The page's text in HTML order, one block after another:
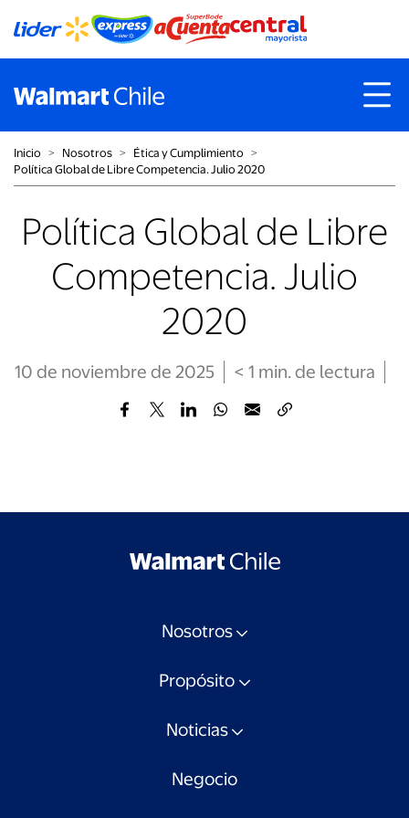
Inicio ˃ Nosotros ˃ Ética y Cumplimiento ˃
Política Global de Libre Competencia. Julio 2020
Política Global de Libre
Competencia. Julio
2020
10 de noviembre de 2025 < 1 min. de lectura
Nosotros
Propósito
Noticias
Negocio